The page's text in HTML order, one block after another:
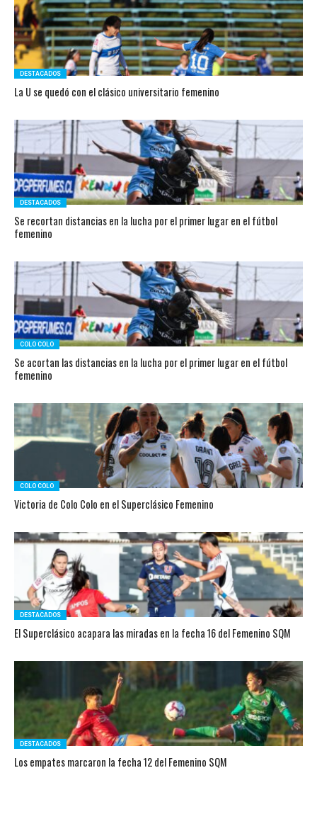
DESTACADOS
La U se quedó con el clásico universitario femenino
DESTACADOS
Se recortan distancias en la lucha por el primer lugar en el fútbol
femenino
COLO COLO
Se acortan las distancias en la lucha por el primer lugar en el fútbol
femenino
COLO COLO
Victoria de Colo Colo en el Superclásico Femenino
DESTACADOS
El Superclásico acapara las miradas en la fecha 16 del Femenino SQM
DESTACADOS
Los empates marcaron la fecha 12 del Femenino SQM